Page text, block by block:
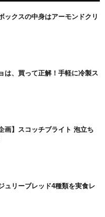
ックスの中身はアーモンドクリ
は、買って正解！手軽に冷製ス
画】スコッチブライト 泡立ち
ュリーブレッド4種類を実食レ